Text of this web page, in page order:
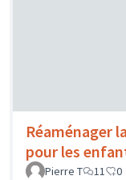
Réaménager
pour les
Pierre T
11 0